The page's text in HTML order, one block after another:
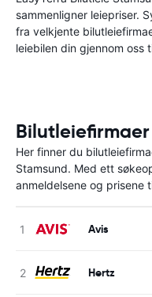
sammenligner leiepriser.
fra velkjente
leiebilen din gjennom oss
Her finner du
Stamsund. Med ett
anmeldelsene og prisene
Avis
Hertz